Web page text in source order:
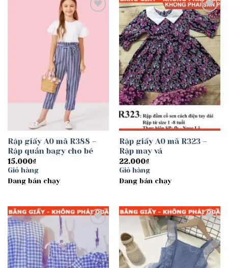
wishlist
Rập giấy A0 mã R388 –
Rập quần bagy cho bé
15.000₫
Giỏ hàng
Đang bán chạy
Add to
wishlist
Rập giấy A0 mã R323 –
Rập may vá
22.000₫
Giỏ hàng
Đang bán chạy
Add to
wishlist
Add to
wishlist